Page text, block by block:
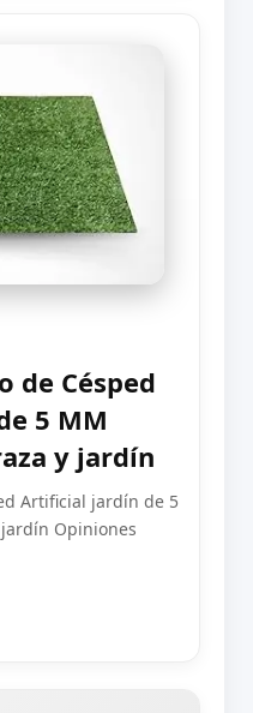
de Césped
5 MM
y jardín
Artificial jardín de 5
Opiniones